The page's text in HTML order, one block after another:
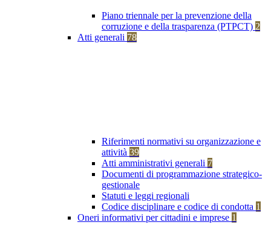
Piano triennale per la prevenzione della
corruzione e della trasparenza (PTPCT) 2
Atti generali 78
Riferimenti normativi su organizzazione e
attività 39
Atti amministrativi generali 7
Documenti di programmazione strategico-
gestionale
Statuti e leggi regionali
Codice disciplinare e codice di condotta 1
Oneri informativi per cittadini e imprese 1